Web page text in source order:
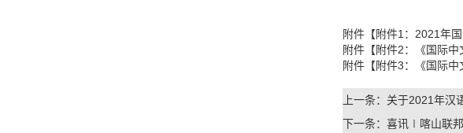
附件【附件1：2021年
附件【附件2：《国际中
附件【附件3：《国际中
上一条： 关于2021年汉
下一条： 喜讯∣喀山联邦